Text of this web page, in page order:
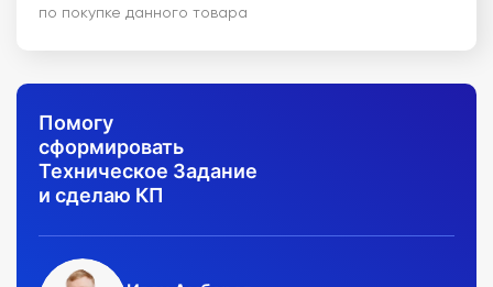
по покупке данного товара
Помогу
сформировать
Техническое Задание
и сделаю КП